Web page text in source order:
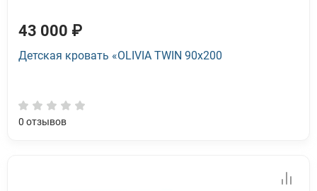
43 000 ₽
Детская кровать «OLIVIA TWIN 90x200
0 отзывов